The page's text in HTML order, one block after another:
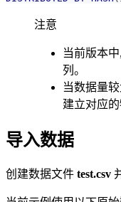
注意
当前版本
列。
当数据量
建立对应的
导入数据
创建数据文件 test.csv